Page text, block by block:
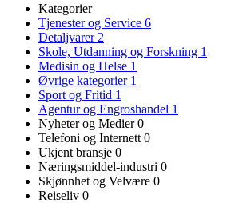
Kategorier
Tjenester og Service 6
Detaljvarer 2
Skole, Utdanning og Forskning 1
Medisin og Helse 1
Øvrige kategorier 1
Sport og Fritid 1
Agentur og Engroshandel 1
Nyheter og Medier0
Telefoni og Internett 0
Ukjent bransje 0
Næringsmiddel-industri 0
Skjønnhet og Velvære 0
Reiseliv 0